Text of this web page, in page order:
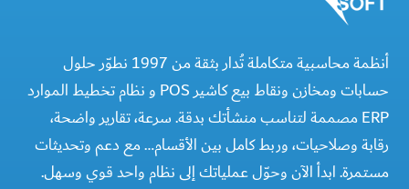
أنظمة محاسبية متكاملة تُدار بثقة من 1997 نطوّر حلول
حسابات ومخازن ونقاط بيع كاشير POS و نظام تخطيط الموارد
ERP مصممة لتناسب منشأتك بدقة. سرعة، تقارير واضحة،
رقابة وصلاحيات، وربط كامل بين الأقسام… مع دعم وتحديثات
مستمرة. ابدأ الآن وحوّل عملياتك إلى نظام واحد قوي وسهل.